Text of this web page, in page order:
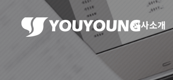
회사소개